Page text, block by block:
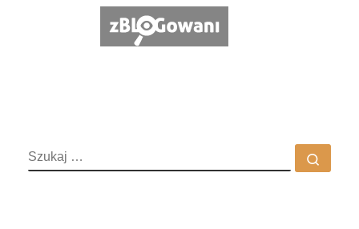
SZUKAJ